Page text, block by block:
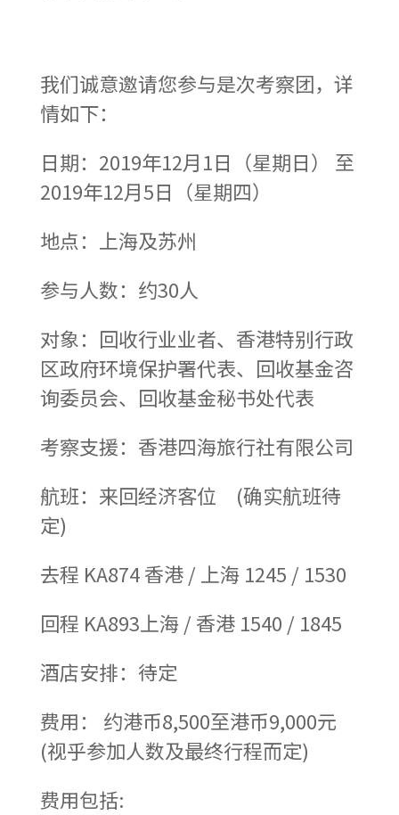
我们诚意邀请您参与是次考察团，详
情如下：
日期：2019年12月1日（星期日） 至
2019年12月5日（星期四）
地点：上海及苏州
参与人数：约30人
对象：回收行业业者、香港特别行政
区政府环境保护署代表、回收基金咨
询委员会、回收基金秘书处代表
考察支援：香港四海旅行社有限公司
航班：来回经济客位 (确实航班待
定)
去程 KA874 香港 / 上海 1245 / 1530
回程 KA893上海 / 香港 1540 / 1845
酒店安排：待定
费用： 约港币8,500至港币9,000元
(视乎参加人数及最终行程而定)
费用包括: